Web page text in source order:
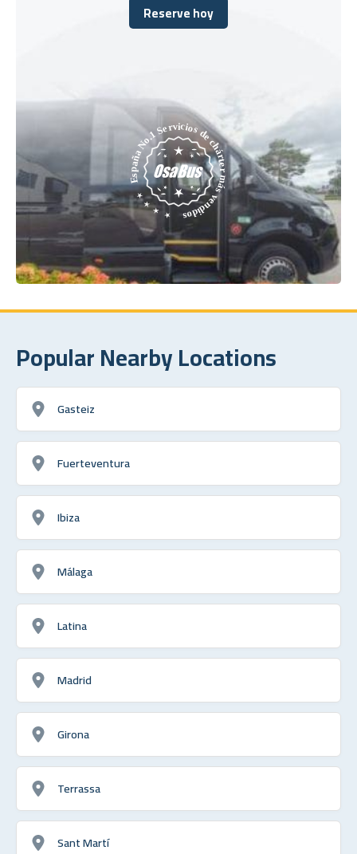
Reserve hoy
Reserve hoy
Popular Nearby Locations
Gasteiz
Fuerteventura
Ibiza
Málaga
Latina
Madrid
Girona
Terrassa
Sant Martí